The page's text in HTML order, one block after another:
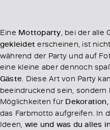
Eine Mottoparty , bei der alle
gekleidet erscheinen, ist
während der Party und auf
eine kleine aber dennoch
Gäste . Diese Art von Party
beeindruckend sein, sondern
Möglichkeiten für
das Farbmotto aufgreifen. In
Ideen, wie und was du alles